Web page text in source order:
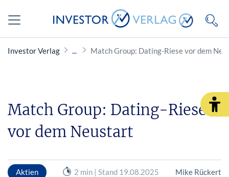
Investor Verlag Match Group: Dating-Riese vor dem
Match Group: Dating-Riese
vor dem Neustart
Aktien 2 min | Stand 19.08.2025 Mike Rückert